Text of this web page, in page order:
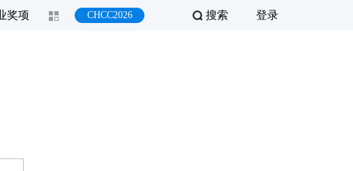
登录
搜索
奖项 CHCC2026